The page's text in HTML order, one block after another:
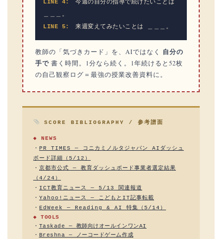
LINE 4:
今週の自分の指導で続けたいことは
＿＿＿。
LINE 5:
来週変えてみたいことは ＿＿＿。
教師の「気づきカード」を、AIではなく 自分の
手で 書く時間。1分なら続く。1年続けると52枚
の自己観察ログ＝最強の授業改善資料に。
SCORE BIBLIOGRAPHY / 参考譜面
◆ NEWS
・ PR TIMES — コニカミノルタジャパン AIダッシュ
ボード詳細（5/12）
・ 京都市公式 — 教育ダッシュボード事業者選定結果
（4/24）
・ ICT教育ニュース — 5/13 関連報道
・ Yahoo!ニュース — こどもとIT記事転載
・ EdWeek — Reading & AI 特集（5/14）
◆ TOOLS
・ Taskade — 教師向けオールインワンAI
・ Breshna — ノーコードゲーム作成